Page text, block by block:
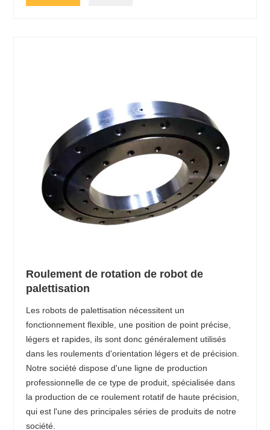
Roulement de rotation de robot de
palettisation
Les robots de palettisation nécessitent un
fonctionnement flexible, une position de point précise,
légers et rapides, ils sont donc généralement utilisés
dans les roulements d'orientation légers et de précision.
Notre société dispose d'une ligne de production
professionnelle de ce type de produit, spécialisée dans
la production de ce roulement rotatif de haute précision,
qui est l'une des principales séries de produits de notre
société.